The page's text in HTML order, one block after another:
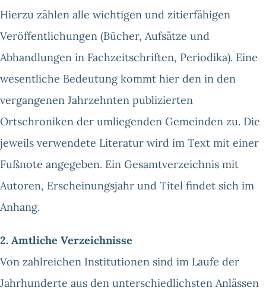
Hierzu zählen alle wichtigen und zitierfähigen
Veröffentlichungen (Bücher, Aufsätze und
Abhandlungen in Fachzeitschriften, Periodika). Eine
wesentliche Bedeutung kommt hier den in den
vergangenen Jahrzehnten publizierten
Ortschroniken der umliegenden Gemeinden zu. Die
jeweils verwendete Literatur wird im Text mit einer
Fußnote angegeben. Ein Gesamtverzeichnis mit
Autoren, Erscheinungsjahr und Titel findet sich im
Anhang.
2. Amtliche Verzeichnisse
Von zahlreichen Institutionen sind im Laufe der
Jahrhunderte aus den unterschiedlichsten Anlässen